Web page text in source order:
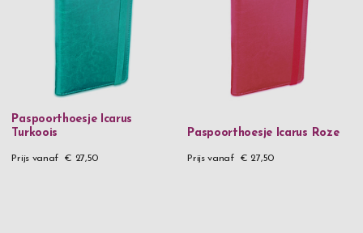
Paspoorthoesje Icarus
Turkoois
Prijs vanaf € 27,50
Paspoorthoesje Icarus Roze
Prijs vanaf € 27,50